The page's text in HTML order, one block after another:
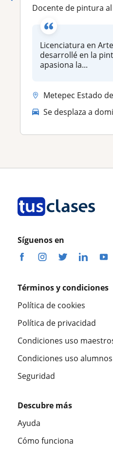
Docente de pintura al óleo con años de
Licenciatura en
desarrollé en la
apasiona la...
Metepec Estado de México, San
Se desplaza a
Síguenos en
Términos y condiciones
Política de cookies
Política de privacidad
Condiciones uso
Condiciones uso alumnos
Seguridad
Descubre más
Ayuda
Cómo funciona